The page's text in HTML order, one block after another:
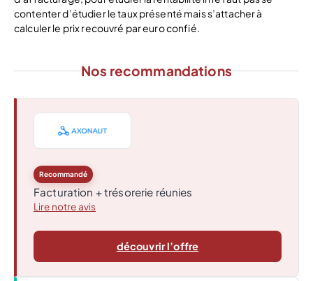
contenter d’étudier le taux présenté mais s’attacher à
calculer le prix recouvré par euro confié.
Nos recommandations
Recommandé
Facturation + trésorerie réunies
Lire notre avis
découvrir l’offre